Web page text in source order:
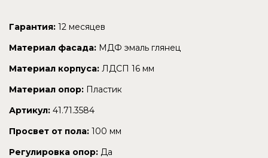
Гарантия: 12 месяцев
Материал фасада: МДФ эмаль глянец
Материал корпуса: ЛДСП 16 мм
Материал опор: Пластик
Артикул: 41.71.3584
Просвет от пола: 100 мм
Регулировка опор: Да